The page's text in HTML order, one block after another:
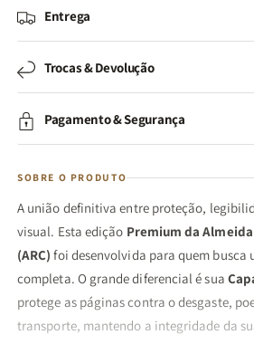
Entrega
Trocas & Devolução
Pagamento & Segurança
SOBRE O PRODUTO
A união definitiva entre proteção,
visual. Esta edição Premium da
(ARC) foi desenvolvida para quem busca
completa. O grande diferencial é sua
protege as páginas contra o desgaste,
transporte, mantendo a integridade da